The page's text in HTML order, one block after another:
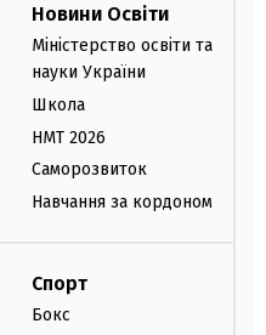
Новини Освіти
Міністерство освіти та
науки України
Школа
НМТ 2026
Саморозвиток
Навчання за кордоном
Спорт
Бокс